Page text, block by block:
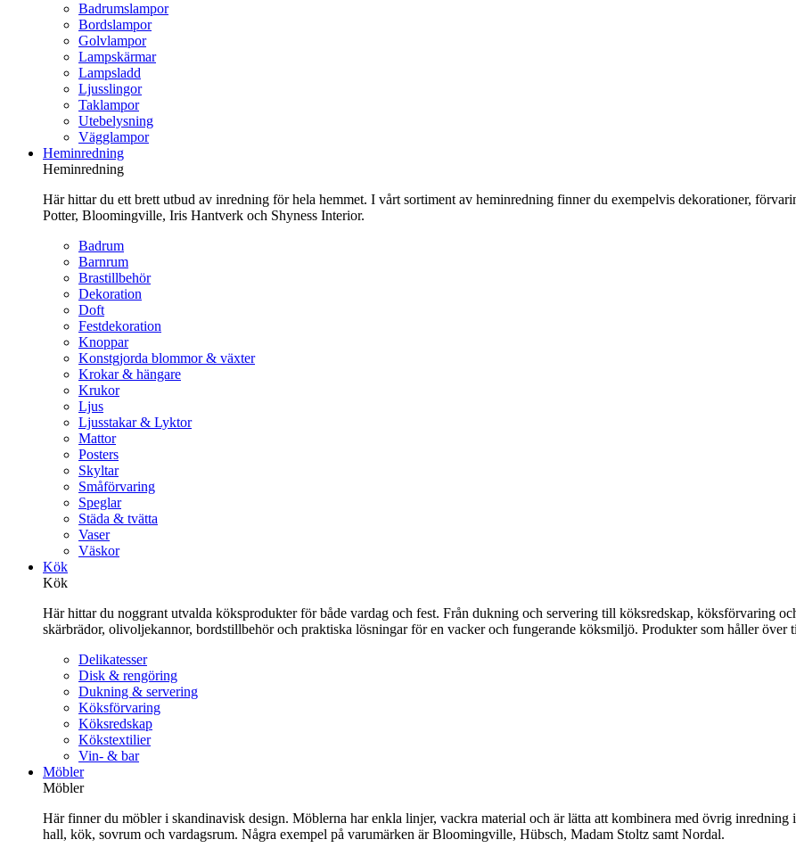
Badrumslampor
Bordslampor
Golvlampor
Lampskärmar
Lampsladd
Ljusslingor
Taklampor
Utebelysning
Vägglampor
Heminredning
Heminredning
Här hittar du ett brett utbud av inredning för hela hemmet. I vårt sortiment av heminredning finner du exempelvis dekorationer,
Potter, Bloomingville, Iris Hantverk och Shyness Interior.
Badrum
Barnrum
Brastillbehör
Dekoration
Doft
Festdekoration
Knoppar
Konstgjorda blommor & växter
Krokar & hängare
Krukor
Ljus
Ljusstakar & Lyktor
Mattor
Posters
Skyltar
Småförvaring
Speglar
Städa & tvätta
Vaser
Väskor
Kök
Kök
Här hittar du noggrant utvalda köksprodukter för både vardag och fest. Från dukning och servering till köksredskap, köksförvaring
skärbrädor, olivoljekannor, bordstillbehör och praktiska lösningar för en vacker och fungerande köksmiljö. Produkter som håller över
Delikatesser
Disk & rengöring
Dukning & servering
Köksförvaring
Köksredskap
Kökstextilier
Vin- & bar
Möbler
Möbler
Här finner du möbler i skandinavisk design. Möblerna har enkla linjer, vackra material och är lätta att kombinera med övrig
hall, kök, sovrum och vardagsrum. Några exempel på varumärken är Bloomingville, Hübsch, Madam Stoltz samt Nordal.